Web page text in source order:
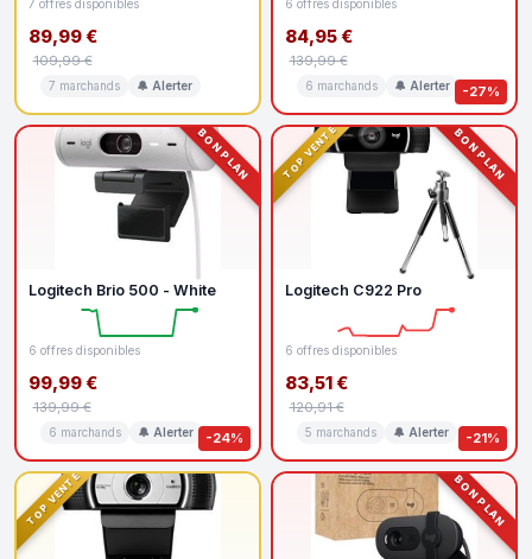
7 offres disponibles
89,99 €
109,99 €
7 marchands 🔔 Alerter -27%
6 offres disponibles
84,95 €
139,99 €
6 marchands 🔔 Alerter
BON PLAN
-24%
Logitech Brio 500 - White
6 offres disponibles
99,99 €
139,99 €
6 marchands 🔔 Alerter
TOP VENTE BON PLAN
-21%
Logitech C922 Pro
6 offres disponibles
83,51 €
120,91 €
5 marchands 🔔 Alerter
TOP VENTE BON PLAN